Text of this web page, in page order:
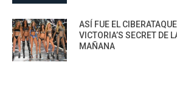
ASÍ FUE EL
VICTORIA’S SECRET DE
MAÑANA